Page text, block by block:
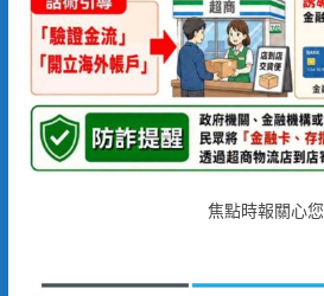
焦點時報關心您